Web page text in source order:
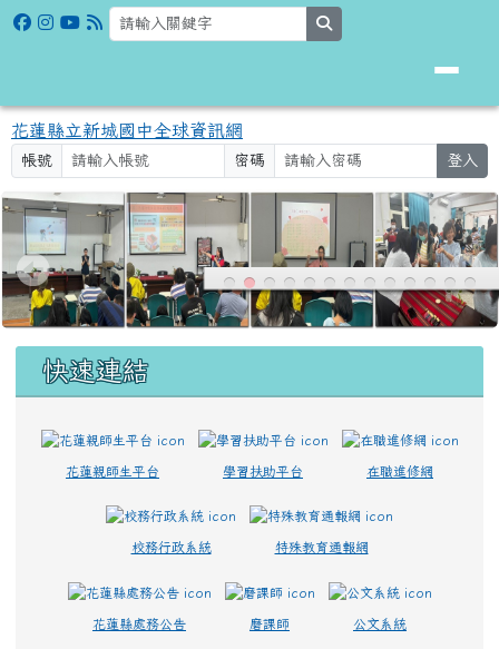
跳至主內容區
花蓮縣立新城國中全球資訊網
花蓮縣立新城國中全球資訊網
帳號 密碼 登入
上中區域內容
快速連結
花蓮親師生平台 學習扶助平台 在職進修網
校務行政系統 特殊教育通報網
花蓮縣處務公告 磨課師 公文系統
頁尾區域